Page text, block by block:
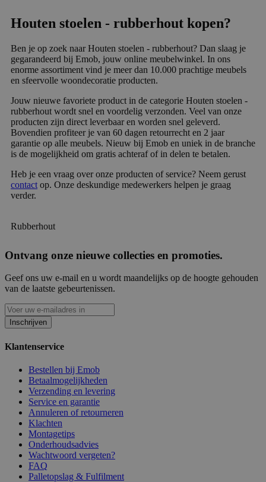
Houten stoelen - rubberhout kopen?
Ben je op zoek naar Houten stoelen - rubberhout? Dan slaag je
gegarandeerd bij Emob, jouw online meubelwinkel. In ons
enorme assortiment vind je meer dan 10.000 prachtige meubels
en sfeervolle woondecoratie producten.
Jouw nieuwe favoriete product in de categorie Houten stoelen -
rubberhout wordt snel en voordelig verzonden. Veel van onze
producten zijn direct leverbaar en worden snel geleverd.
Bovendien profiteer je van 60 dagen retourrecht en 2 jaar
garantie op alle meubels. Nieuw bij Emob en uniek in de branche
is de mogelijkheid om gratis achteraf of in delen te betalen.
Heb je een vraag over onze producten of service? Neem gerust
contact op. Onze deskundige medewerkers helpen je graag
verder.
Rubberhout
Ontvang onze nieuwe collecties en promoties.
Geef ons uw e-mail en u wordt maandelijks op de hoogte gehouden
van de laatste gebeurtenissen.
Inschrijven
Klantenservice
Bestellen bij Emob
Betaalmogelijkheden
Verzending en levering
Service en garantie
Annuleren of retourneren
Klachten
Montagetips
Onderhoudsadvies
Wachtwoord vergeten?
FAQ
Palletopslag & Fulfilment